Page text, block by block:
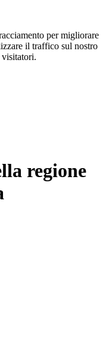
per migliorare
il traffico sul nostro
visitatori.
regione